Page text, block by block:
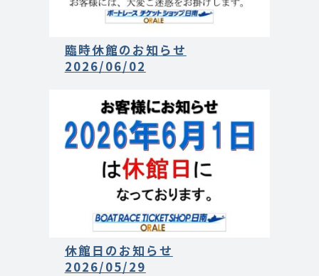
臨時休館のお知らせ
2026/06/02
休館日のお知らせ
2026/05/29